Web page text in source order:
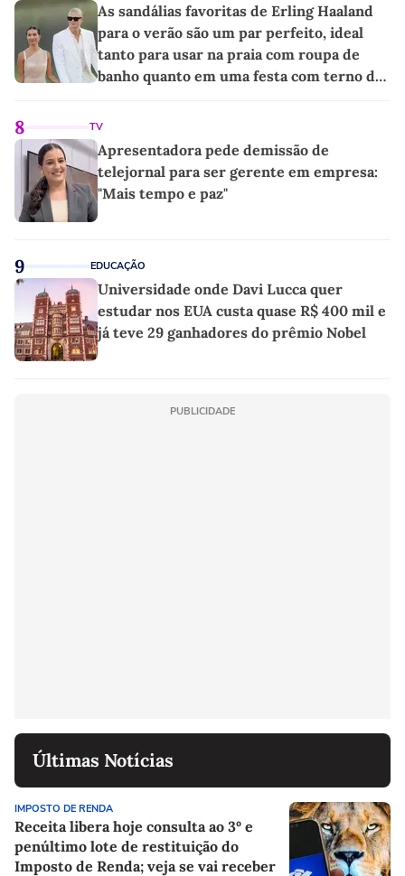
As sandálias favoritas de Erling Haaland
para o verão são um par perfeito, ideal
tanto para usar na praia com roupa de
banho quanto em uma festa com terno de
8 TV
Apresentadora pede demissão de
telejornal para ser gerente em empresa:
"Mais tempo e paz"
9 EDUCAÇÃO
Universidade onde Davi Lucca quer
estudar nos EUA custa quase R$ 400 mil e
já teve 29 ganhadores do prêmio Nobel
PUBLICIDADE
Últimas Notícias
IMPOSTO DE RENDA
Receita libera hoje consulta ao 3º e
penúltimo lote de restituição do
Imposto de Renda; veja se vai receber